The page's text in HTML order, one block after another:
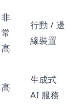
非
常
高
行動 / 邊
緣裝置
高
生成式
AI 服務